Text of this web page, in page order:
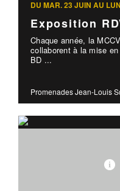
DU MAR. 23 JUIN AU
Exposition
Chaque année, la
collaborent à la mise en
BD ...
Promenades Jean-Louis